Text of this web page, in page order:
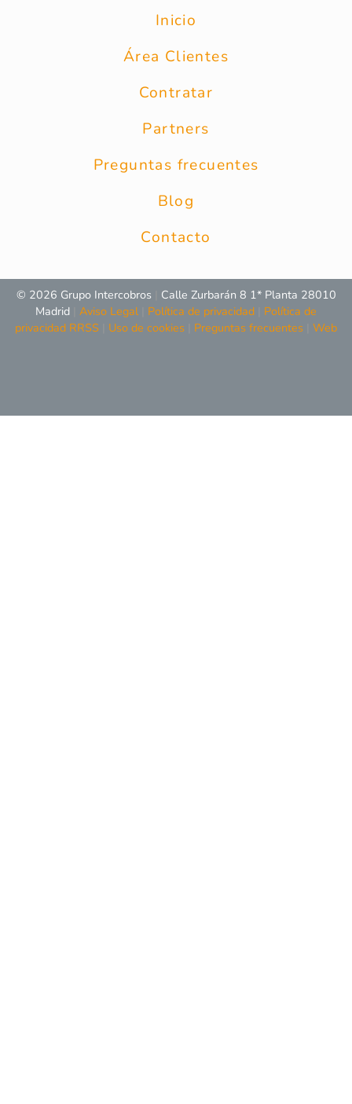
Inicio
Área Clientes
Contratar
Partners
Preguntas frecuentes
Blog
Contacto
© 2026 Grupo Intercobros
Calle Zurbarán 8 1* Planta 28010
Madrid Aviso Legal Política de privacidad
Política de
privacidad RRSS
Uso de cookies Preguntas frecuentes Web